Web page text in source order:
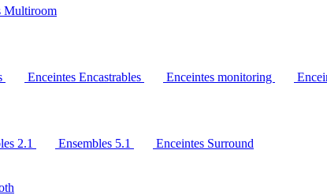
Multiroom
Enceintes Encastrables Enceintes monitoring
2.1 Ensembles 5.1
Enceintes Surround